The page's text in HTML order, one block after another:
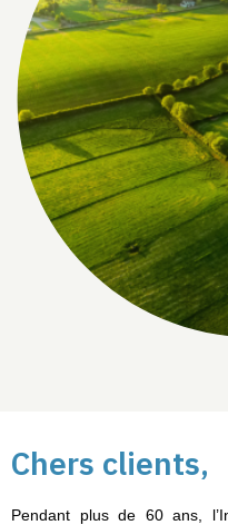
Chers clients,
Pendant plus de 60 ans,